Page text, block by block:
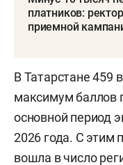
платников:
приемной
В Татарстане 459
максимум баллов
основной период
2026 года. С этим
вошла в число